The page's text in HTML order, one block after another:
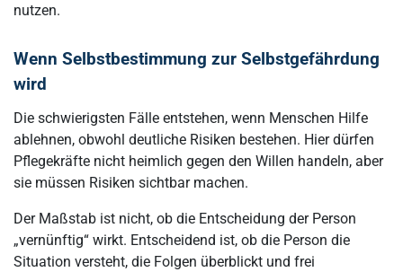
nutzen.
Wenn Selbstbestimmung zur Selbstgefährdung
wird
Die schwierigsten Fälle entstehen, wenn Menschen Hilfe
ablehnen, obwohl deutliche Risiken bestehen. Hier dürfen
Pflegekräfte nicht heimlich gegen den Willen handeln, aber
sie müssen Risiken sichtbar machen.
Der Maßstab ist nicht, ob die Entscheidung der Person
„vernünftig“ wirkt. Entscheidend ist, ob die Person die
Situation versteht, die Folgen überblickt und frei